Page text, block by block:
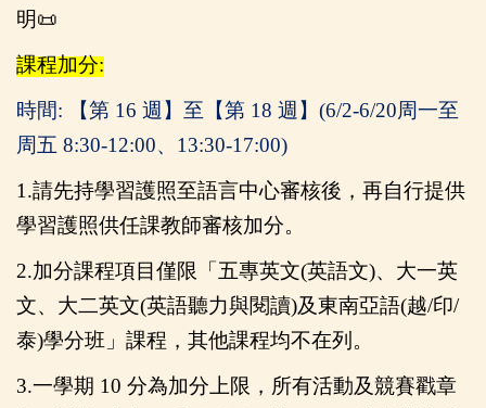
明📜
課程加分:
時間: 【第 16 週】至【第 18 週】(6/2-6/20周一至
周五 8:30-12:00、13:30-17:00)
1.請先持學習護照至語言中心審核後，再自行提供
學習護照供任課教師審核加分。
2.加分課程項目僅限「五專英文(英語文)、大一英
文、大二英文(英語聽力與閱讀)及東南亞語(越/印/
泰)學分班」課程，其他課程均不在列。
3.一學期 10 分為加分上限，所有活動及競賽戳章